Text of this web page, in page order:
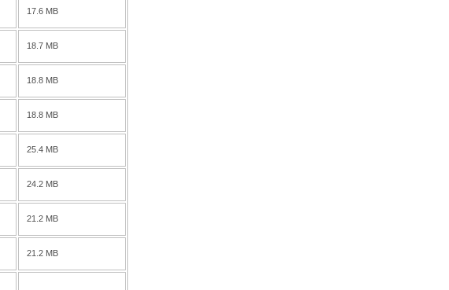
17.6 MB
18.7 MB
18.8 MB
18.8 MB
25.4 MB
24.2 MB
21.2 MB
21.2 MB